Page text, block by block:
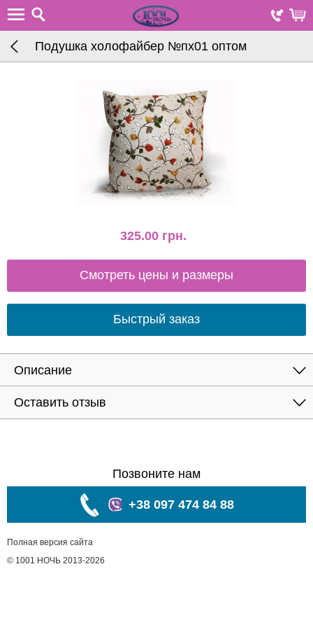
Подушка холофайбер №пх01 оптом
325.00 грн.
Смотреть цены и размеры
Быстрый заказ
Описание
Оставить отзыв
Позвоните нам
+38 097 474 84 88
Полная версия сайта
© 1001 НОЧЬ 2013-2026